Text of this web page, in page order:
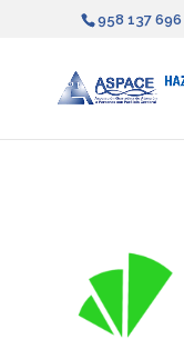
958 137 696